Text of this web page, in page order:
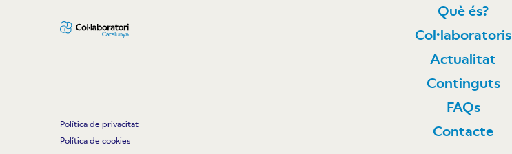
Política de privacitat
Política de cookies
Què és?
Col·laboratoris
Actualitat
Continguts
FAQs
Contacte